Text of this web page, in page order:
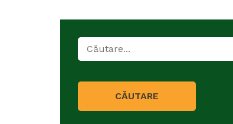
CĂUTARE